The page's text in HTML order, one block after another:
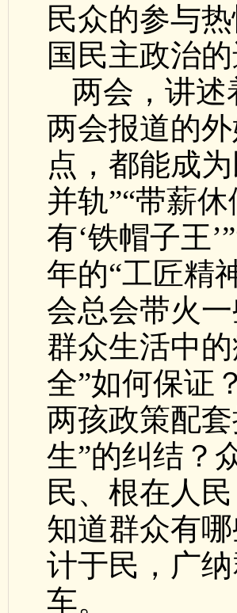
民众的参与
国民主政治的
两会，讲述
两会报道的
点，都能成
并轨”“带薪
有‘铁帽子王
年的“工匠精
会总会带火
群众生活中
全”如何保证
两孩政策配
生”的纠结？
民、根在人
知道群众有
计于民，广
车。